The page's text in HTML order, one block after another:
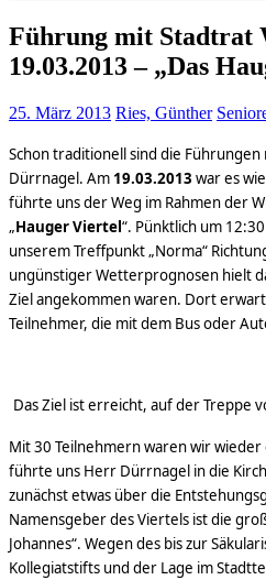
Führung mit Stadtrat
19.03.2013 – „Das
25. März 2013 Ries, Günther
Schon traditionell sind die
Dürrnagel. Am 19.03.2013 war es
führte uns der Weg im Rahmen der
„Hauger Viertel“. Pünktlich um
unserem Treffpunkt „Norma“
ungünstiger Wetterprognosen hielt
Ziel angekommen waren. Dort
Teilnehmer, die mit dem Bus oder
Das Ziel ist erreicht, auf der Treppe
Mit 30 Teilnehmern waren wir
führte uns Herr Dürrnagel in die
zunächst etwas über die
Namensgeber des Viertels ist die
Johannes“. Wegen des bis zur
Kollegiatstifts und der Lage im